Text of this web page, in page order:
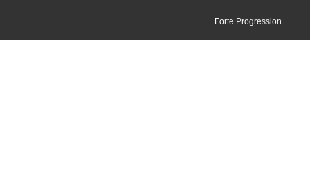
+ Forte Progression